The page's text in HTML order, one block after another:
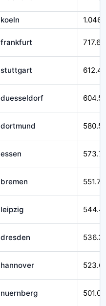
koeln
frankfurt
stuttgart
duesseldorf
dortmund
essen
bremen
leipzig
dresden
hannover
nuernberg